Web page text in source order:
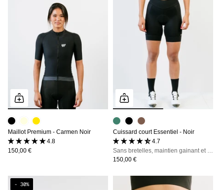
Maillot Premium - Carmen Noir
4.8 (5 avis)
150,00 €
Cuissard court Essentiel - Noir
4.7 (51 avis)
150,00 €
- 30%